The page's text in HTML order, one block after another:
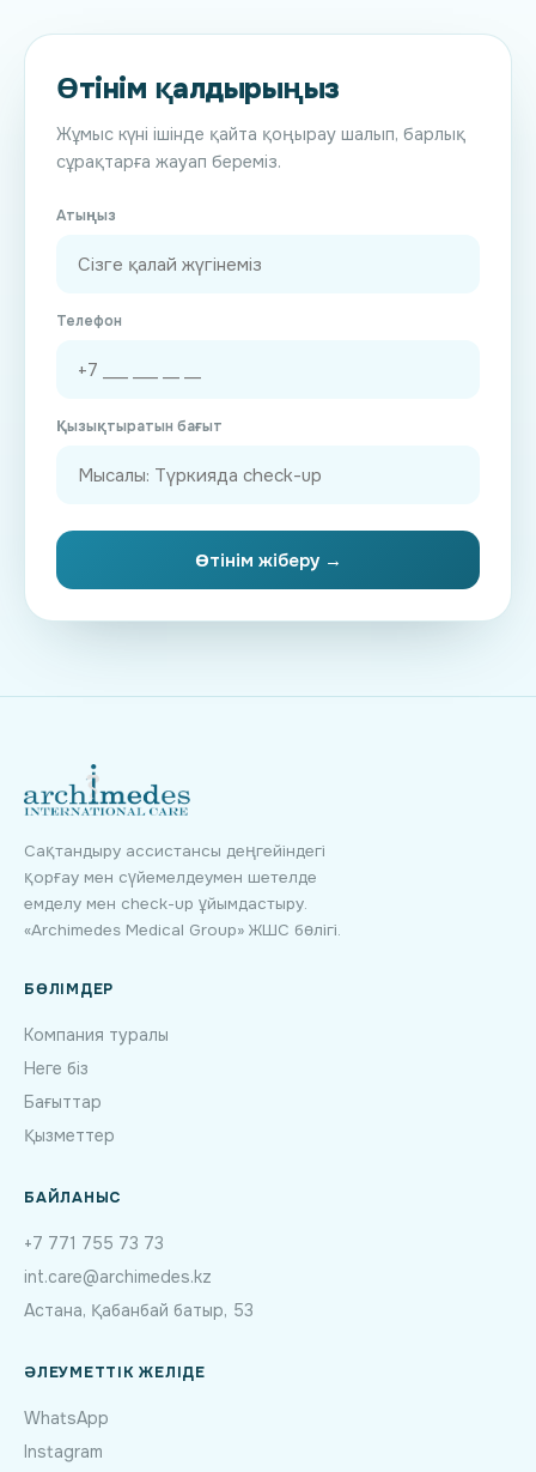
Өтінім қалдырыңыз
Жұмыс күні ішінде қайта қоңырау шалып, барлық
сұрақтарға жауап береміз.
Атыңыз
Телефон
Қызықтыратын бағыт
Өтінім жіберу →
Сақтандыру ассистансы деңгейіндегі
қорғау мен сүйемелдеумен шетелде
емделу мен check-up ұйымдастыру.
«Archimedes Medical Group» ЖШС бөлігі.
БӨЛІМДЕР
Компания туралы
Неге біз
Бағыттар
Қызметтер
БАЙЛАНЫС
+7 771 755 73 73
int.care@archimedes.kz
Астана, Қабанбай батыр, 53
ӘЛЕУМЕТТІК ЖЕЛІДЕ
WhatsApp
Instagram